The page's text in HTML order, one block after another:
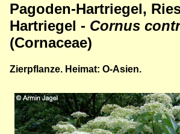
Pagoden-Hartriegel,
Hartriegel - Cornus
(Cornaceae)
Zierpflanze. Heimat: O-Asien.
Bild